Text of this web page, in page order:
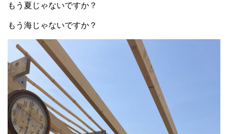
もう夏じゃないですか？
もう海じゃないですか？